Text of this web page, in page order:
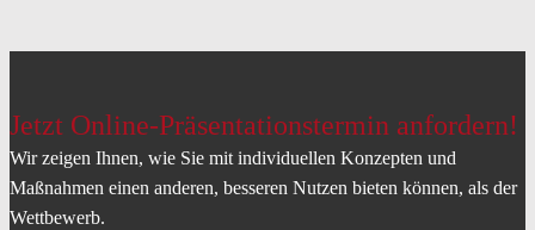
Jetzt Online-Präsentationstermin anfordern!
Wir zeigen Ihnen, wie Sie mit individuellen Konzepten und
Maßnahmen einen anderen, besseren Nutzen bieten können, als der
Wettbewerb.